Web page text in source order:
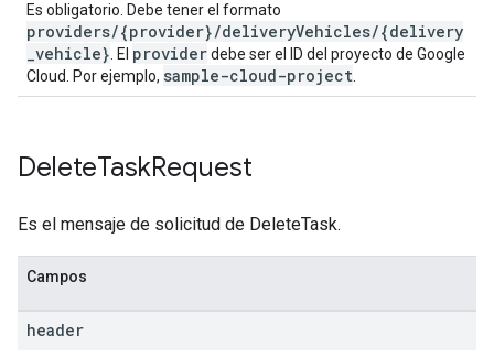
Es obligatorio. Debe tener el formato
providers/{provider}/deliveryVehicles/{delivery
_vehicle} . El providerdebe ser el ID del proyecto de Google
Cloud. Por ejemplo, sample-cloud-project
DeleteTaskRequest
Es el mensaje de solicitud de DeleteTask.
Campos
header